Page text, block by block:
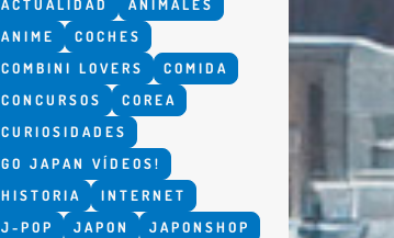
ACTUALIDAD
ANIMALES
ANIME
COCHES
COMBINI LOVERS
COMIDA
CONCURSOS
COREA
CURIOSIDADES
GO JAPAN VÍDEOS!
HISTORIA
INTERNET
J-POP
JAPON
JAPONSHOP